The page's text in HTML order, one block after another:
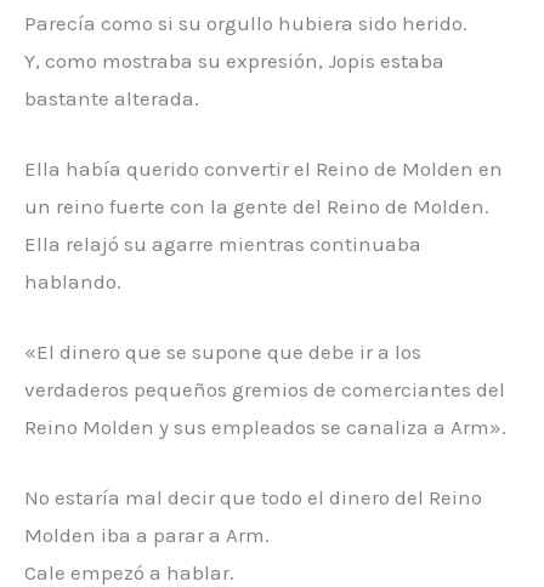
Parecía como si su orgullo hubiera sido herido.
Y, como mostraba su expresión, Jopis estaba
bastante alterada.
Ella había querido convertir el Reino de Molden en
un reino fuerte con la gente del Reino de Molden.
Ella relajó su agarre mientras continuaba
hablando.
«El dinero que se supone que debe ir a los
verdaderos pequeños gremios de comerciantes del
Reino Molden y sus empleados se canaliza a Arm».
No estaría mal decir que todo el dinero del Reino
Molden iba a parar a Arm.
Cale empezó a hablar.